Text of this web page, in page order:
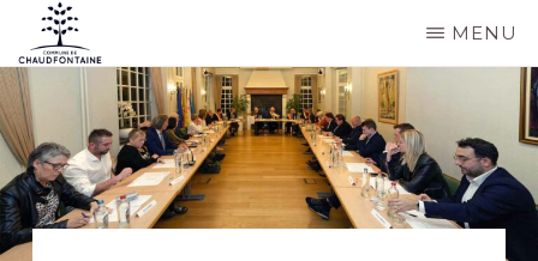
Passer
au
contenu
principal
COMMUNE
DE
CHAUDFONTAINE
Site
officiel
de
la
commune
MENU